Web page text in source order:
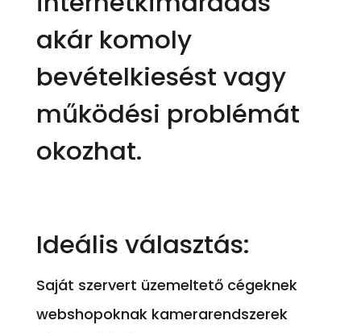
akár komoly
bevételkiesést vagy
működési problémát
okozhat.
Ideális választás:
Saját szervert üzemeltető cégeknek
webshopoknak kamerarendszerek